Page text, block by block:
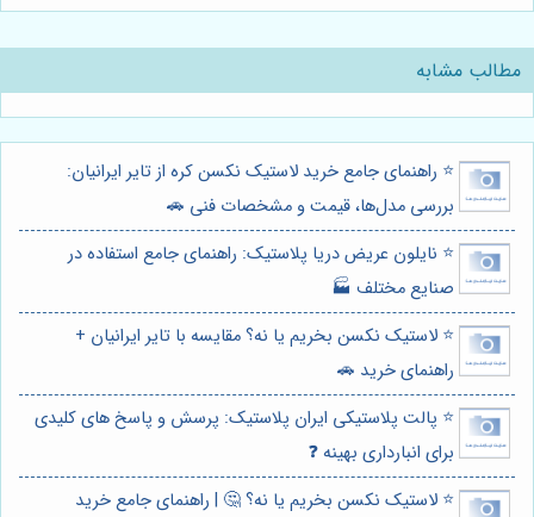
مطالب مشابه
⭐️ راهنمای جامع خرید لاستیک نکسن کره از تایر ایرانیان:
بررسی مدل‌ها، قیمت و مشخصات فنی 🚗
⭐️ نایلون عریض دریا پلاستیک: راهنمای جامع استفاده در
صنایع مختلف 🏭
⭐️ لاستیک نکسن بخریم یا نه؟ مقایسه با تایر ایرانیان +
راهنمای خرید 🚗
⭐️ پالت پلاستیکی ایران پلاستیک: پرسش و پاسخ های کلیدی
برای انبارداری بهینه ❓
⭐️ لاستیک نکسن بخریم یا نه؟ 🤔 | راهنمای جامع خرید